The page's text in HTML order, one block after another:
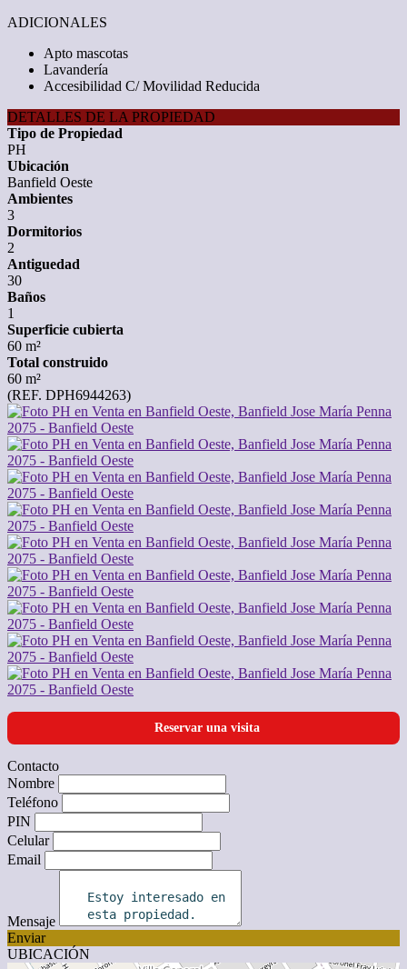
ADICIONALES
Apto mascotas
Lavandería
Accesibilidad C/ Movilidad Reducida
DETALLES DE LA PROPIEDAD
Tipo de Propiedad
PH
Ubicación
Banfield Oeste
Ambientes
3
Dormitorios
2
Antiguedad
30
Baños
1
Superficie cubierta
60 m²
Total construido
60 m²
(REF. DPH6944263)
Reservar una visita
Contacto
Nombre
Teléfono
PIN
Celular
Email
Mensaje
Enviar
UBICACIÓN